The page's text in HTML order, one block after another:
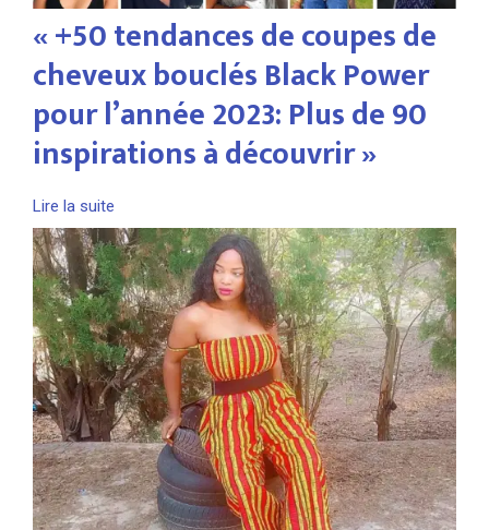
« +50 tendances de coupes de
cheveux bouclés Black Power
pour l’année 2023: Plus de 90
inspirations à découvrir »
Lire la suite